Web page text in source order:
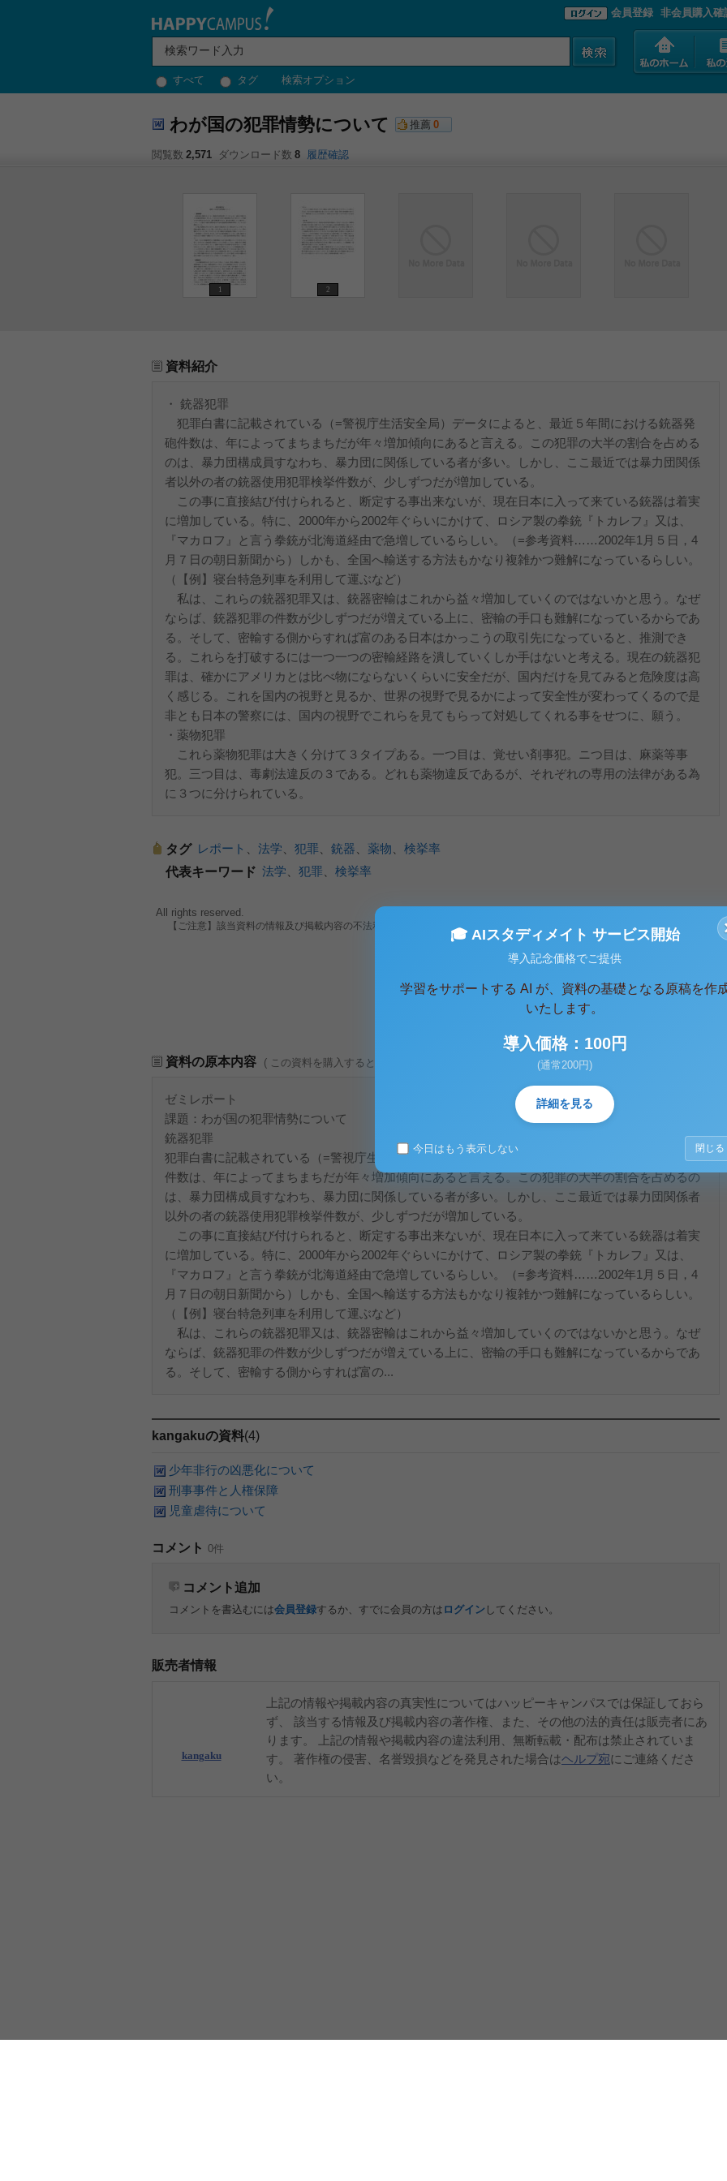
すべて タグ 検索オプション
会員登録 非会員購入確
わが国の犯罪情勢について 推薦 0
閲覧数 2,571 ダウンロード数 8 履歴確認
1 2
資料紹介
・ 銃器犯罪
犯罪白書に記載されている（=警視庁生活安全局）データによると、最近５年間における銃器発
砲件数は、年によってまちまちだが年々増加傾向にあると言える。この犯罪の大半の割合を占める
のは、暴力団構成員すなわち、暴力団に関係している者が多い。しかし、ここ最近では暴力団関係
者以外の者の銃器使用犯罪検挙件数が、少しずつだが増加している。
この事に直接結び付けられると、断定する事出来ないが、現在日本に入って来ている銃器は着実
に増加している。特に、2000年から2002年ぐらいにかけて、ロシア製の拳銃『トカレフ』又は、
『マカロフ』と言う拳銃が北海道経由で急増しているらしい。（=参考資料……2002年1月５日，4
月７日の朝日新聞から）しかも、全国へ輸送する方法もかなり複雑かつ難解になっているらしい。
（【例】寝台特急列車を利用して運ぶなど）
私は、これらの銃器犯罪又は、銃器密輸はこれから益々増加していくのではないかと思う。なぜ
ならば、銃器犯罪の件数が少しずつだが増えている上に、密輸の手口も難解になっているからであ
る。そして、密輸する側からすれば富のある日本はかっこうの取引先になっていると、推測でき
る。これらを打破するには一つ一つの密輸経路を潰していくしか手はないと考える。現在の銃器犯
罪は、確かにアメリカとは比べ物にならないくらいに安全だが、国内だけを見てみると危険度は高
く感じる。これを国内の視野と見るか、世界の視野で見るかによって安全性が変わってくるので是
非とも日本の警察には、国内の視野でこれらを見てもらって対処してくれる事をせつに、願う。
・薬物犯罪
これら薬物犯罪は大きく分けて３タイプある。一つ目は、覚せい剤事犯。ニつ目は、麻薬等事
犯。三つ目は、毒劇法違反の３である。どれも薬物違反であるが、それぞれの専用の法律がある為
に３つに分けられている。
タグ レポート 法学 犯罪 銃器 薬物
検挙率
代表キーワード 法学 犯罪 検挙率
All rights reserved.
【ご注意】該当資料の情報及び掲載内容の不法利用、無断転載・配布は著作権法違反となります。
資料の原本内容 ( この資料を購入すると、テキストデータがみえます。 )
ゼミレポート
課題：わが国の犯罪情勢について
銃器犯罪
犯罪白書に記載されている（=警視庁生活安全局）データによると、最近５年間における銃器発砲
件数は、年によってまちまちだが年々増加傾向にあると言える。この犯罪の大半の割合を占めるの
は、暴力団構成員すなわち、暴力団に関係している者が多い。しかし、ここ最近では暴力団関係者
以外の者の銃器使用犯罪検挙件数が、少しずつだが増加している。
この事に直接結び付けられると、断定する事出来ないが、現在日本に入って来ている銃器は着実
に増加している。特に、2000年から2002年ぐらいにかけて、ロシア製の拳銃『トカレフ』又は、
『マカロフ』と言う拳銃が北海道経由で急増しているらしい。（=参考資料……2002年1月５日，4
月７日の朝日新聞から）しかも、全国へ輸送する方法もかなり複雑かつ難解になっているらしい。
（【例】寝台特急列車を利用して運ぶなど）
私は、これらの銃器犯罪又は、銃器密輸はこれから益々増加していくのではないかと思う。なぜ
ならば、銃器犯罪の件数が少しずつだが増えている上に、密輸の手口も難解になっているからであ
る。そして、密輸する側からすれば富の...
kangakuの資料(4)
少年非行の凶悪化について
刑事事件と人権保障
児童虐待について
コメント 0件
コメント追加
コメントを書込むには会員登録するか、すでに会員の方は ログイン してください。
販売者情報
kangaku
上記の情報や掲載内容の真実性についてはハッピーキャンパスでは保証しておら
ず、 該当する情報及び掲載内容の著作権、また、その他の法的責任は販売者にあ
ります。 上記の情報や掲載内容の違法利用、無断転載・配布は禁止されていま
す。 著作権の侵害、名誉毀損などを発見された場合はヘルプ宛にご連絡くださ
い。
🎓 AIスタディメイト サービス開始
導入記念価格でご提供
学習をサポートする AI が、資料の基礎となる原稿を作
いたします。
導入価格：100円
(通常200円)
詳細を見る
今日はもう表示しない 閉じる